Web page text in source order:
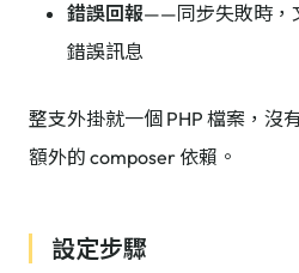
錯誤回報——同步失敗時，
錯誤訊息
整支外掛就一個 PHP 檔案，沒
額外的 composer 依賴。
設定步驟